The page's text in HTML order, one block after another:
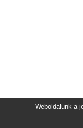
Weboldalunk a